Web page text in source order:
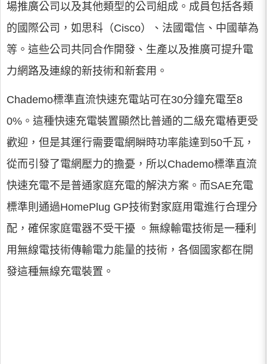
場推廣公司以及其他類型的公司組成。成員包括各類
的國際公司，如思科（Cisco）、法國電信、中國華為
等。這些公司共同合作開發、生產以及推廣可提升電
力網路及連線的新技術和新套用。
Chademo標準直流快速充電站可在30分鐘充電至8
0%。這種快速充電裝置顯然比普通的二級充電樁更受
歡迎，但是其運行需要電網瞬時功率能達到50千瓦，
從而引發了電網壓力的擔憂，所以Chademo標準直流
快速充電不是普通家庭充電的解決方案。而SAE充電
標準則通過HomePlug GP技術對家庭用電進行合理分
配，確保家庭電器不受干擾 。無線輸電技術是一種利
用無線電技術傳輸電力能量的技術，各個國家都在開
發這種無線充電裝置。